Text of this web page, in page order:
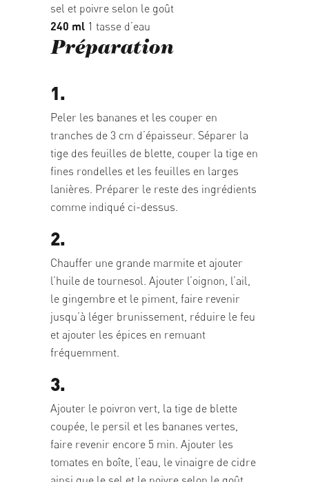
sel et poivre selon le goût
240 ml 1 tasse d’eau
Préparation
1.
Peler les bananes et les couper en
tranches de 3 cm d’épaisseur. Séparer la
tige des feuilles de blette, couper la tige en
fines rondelles et les feuilles en larges
lanières. Préparer le reste des ingrédients
comme indiqué ci-dessus.
2.
Chauffer une grande marmite et ajouter
l’huile de tournesol. Ajouter l’oignon, l’ail,
le gingembre et le piment, faire revenir
jusqu’à léger brunissement, réduire le feu
et ajouter les épices en remuant
fréquemment.
3.
Ajouter le poivron vert, la tige de blette
coupée, le persil et les bananes vertes,
faire revenir encore 5 min. Ajouter les
tomates en boîte, l’eau, le vinaigre de cidre